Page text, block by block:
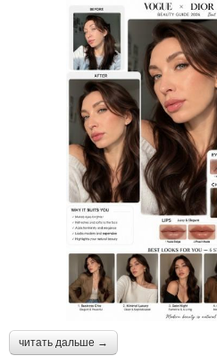
читать дальше →